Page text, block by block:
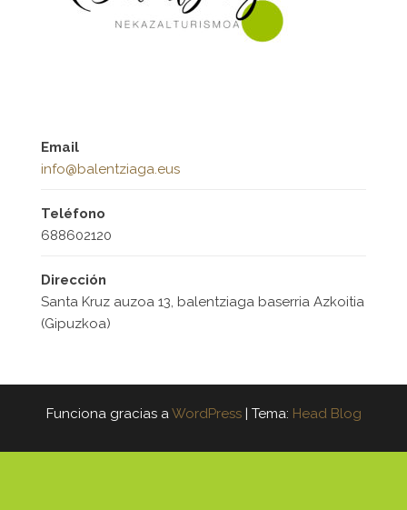
Email
info@balentziaga.eus
Teléfono
688602120
Dirección
Santa Kruz auzoa 13, balentziaga baserria Azkoitia
(Gipuzkoa)
Funciona gracias aWordPress | Tema: Head Blog